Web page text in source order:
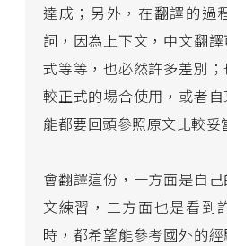
達成；另外，在翻譯的過
詞，因為上下文，中文翻
式等等，也必然許多差別
較正式的場合使用，或者
能都要回頭參照原文比較妥
會翻譯這份，一方面是自
文練習，二方面也是看到
時，都希望能參考國外的